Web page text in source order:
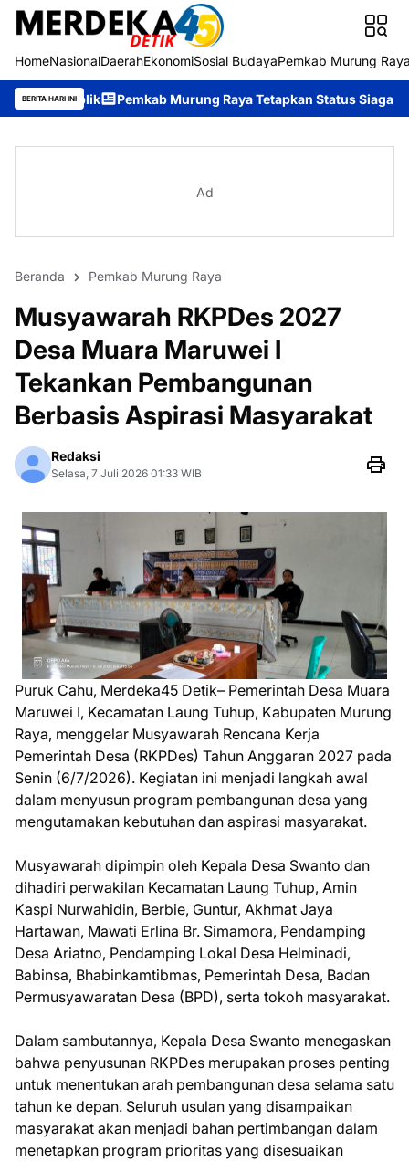
HomeNasionalDaerahEkonomiSosial BudayaPemkab Murung
BERITA HARI INI
Pemkab Murung Raya Tetapkan Status Siaga Darurat Karhutla,
Ad
Beranda Pemkab Murung Raya
Musyawarah RKPDes 2027
Desa Muara Maruwei I
Tekankan Pembangunan
Berbasis Aspirasi Masyarakat
Redaksi
Selasa, 7 Juli 2026 01:33 WIB
Puruk Cahu, Merdeka45 Detik– Pemerintah Desa Muara
Maruwei I, Kecamatan Laung Tuhup, Kabupaten Murung
Raya, menggelar Musyawarah Rencana Kerja
Pemerintah Desa (RKPDes) Tahun Anggaran 2027 pada
Senin (6/7/2026). Kegiatan ini menjadi langkah awal
dalam menyusun program pembangunan desa yang
mengutamakan kebutuhan dan aspirasi masyarakat.
Musyawarah dipimpin oleh Kepala Desa Swanto dan
dihadiri perwakilan Kecamatan Laung Tuhup, Amin
Kaspi Nurwahidin, Berbie, Guntur, Akhmat Jaya
Hartawan, Mawati Erlina Br. Simamora, Pendamping
Desa Ariatno, Pendamping Lokal Desa Helminadi,
Babinsa, Bhabinkamtibmas, Pemerintah Desa, Badan
Permusyawaratan Desa (BPD), serta tokoh masyarakat.
Dalam sambutannya, Kepala Desa Swanto menegaskan
bahwa penyusunan RKPDes merupakan proses penting
untuk menentukan arah pembangunan desa selama satu
tahun ke depan. Seluruh usulan yang disampaikan
masyarakat akan menjadi bahan pertimbangan dalam
menetapkan program prioritas yang disesuaikan